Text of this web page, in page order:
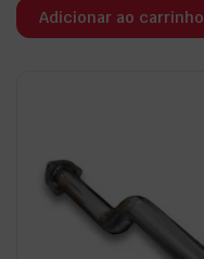
Adicionar ao carrinho